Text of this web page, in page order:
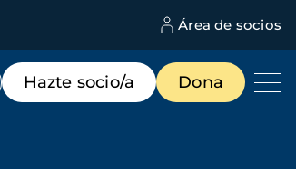
Área de socios
Menú
de
destacados
Hazte socio/a Dona